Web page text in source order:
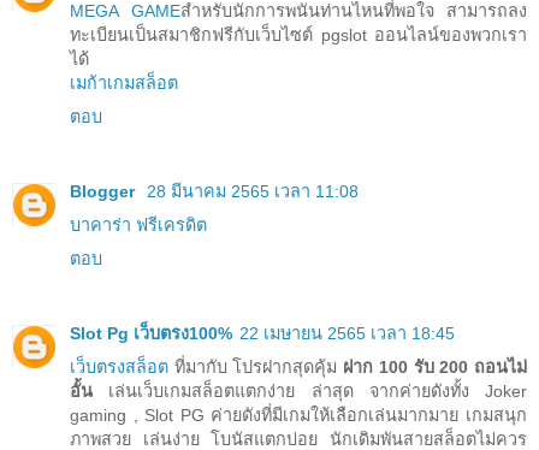
MEGA GAMEสำหรับนักการพนันท่านไหนที่พอใจ สามารถลง
ทะเบียนเป็นสมาชิกฟรีกับเว็บไซต์ pgslot ออนไลน์ของพวกเรา
ได้
เมก้าเกมสล็อต
ตอบ
Blogger
28 มีนาคม 2565 เวลา 11:08
บาคาร่า ฟรีเครดิต
ตอบ
Slot Pg เว็บตรง100% 22 เมษายน 2565 เวลา 18:45
เว็บตรงสล็อต ที่มากับ โปรฝากสุดคุ้ม ฝาก 100 รับ 200 ถอนไม่
อั้น เล่นเว็บเกมสล็อตแตกง่าย ล่าสุด จากค่ายดังทั้ง Joker
gaming , Slot PG ค่ายดังที่มีเกมให้เลือกเล่นมากมาย เกมสนุก
ภาพสวย เล่นง่าย โบนัสแตกบ่อย นักเดิมพันสายสล็อตไม่ควร